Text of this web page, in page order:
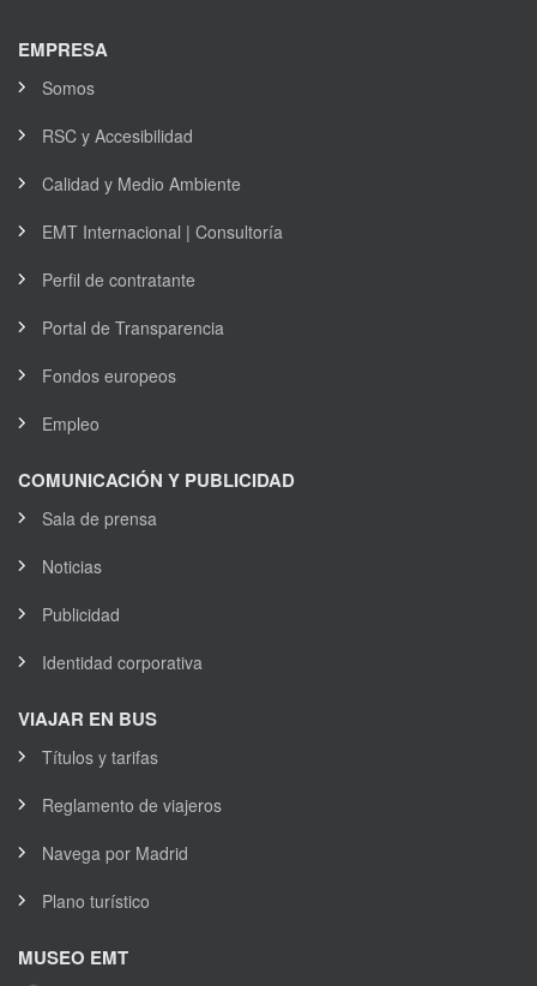
EMPRESA
Somos
RSC y Accesibilidad
Calidad y Medio Ambiente
EMT Internacional | Consultoría
Perfil de contratante
Portal de Transparencia
Fondos europeos
Empleo
COMUNICACIÓN Y PUBLICIDAD
Sala de prensa
Noticias
Publicidad
Identidad corporativa
VIAJAR EN BUS
Títulos y tarifas
Reglamento de viajeros
Navega por Madrid
Plano turístico
MUSEO EMT